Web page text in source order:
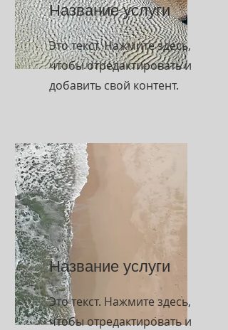
Название услуги
Это текст. Нажмите здесь,
чтобы отредактировать и
добавить свой контент.
Название услуги
Это текст. Нажмите здесь,
чтобы отредактировать и